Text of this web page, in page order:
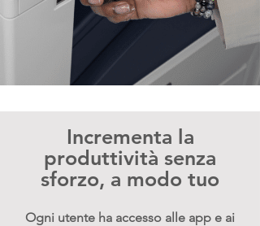
Incrementa la
produttività senza
sforzo, a modo tuo
Ogni utente ha accesso alle app e ai